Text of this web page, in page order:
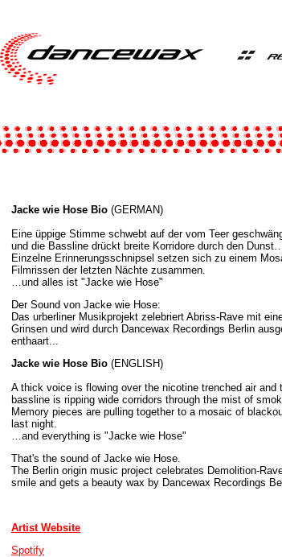
Jacke wie Hose Bio (GERMAN)
Eine üppige Stimme schwebt auf der vom Teer
und die Bassline drückt breite Korridore durch den
Einzelne Erinnerungsschnipsel setzen sich zu einem
Filmrissen der letzten Nächte zusammen.
…und alles ist "Jacke wie Hose"
Der Sound von Jacke wie Hose:
Das urberliner Musikprojekt zelebriert Abriss-Rave mit
Grinsen und wird durch Dancewax Recordings Berlin
enthaart...
Jacke wie Hose Bio (ENGLISH)
A thick voice is flowing over the nicotine trenched air and
bassline is ripping wide corridors through the mist of
Memory pieces are pulling together to a mosaic of
last night.
…and everything is "Jacke wie Hose"
That's the sound of Jacke wie Hose.
The Berlin origin music project celebrates Demolition-
smile and gets a beauty wax by Dancewax Recordings
Artist Website
Spotify